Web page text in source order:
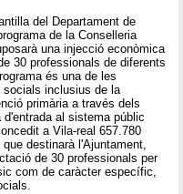
del Departament de
de la Conselleria
una injecció econòmica
30 professionals de diferents
és una de les
inclusius de la
primària a través dels
al sistema públic
a Vila-real 657.780
destinarà l'Ajuntament,
de 30 professionals per
com de caràcter específic,